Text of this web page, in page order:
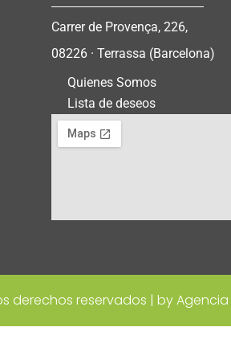
Carrer de Provença, 226,
08226 · Terrassa (Barcelona)
Quienes Somos
Lista de deseos
derechos reservados | by Agencia